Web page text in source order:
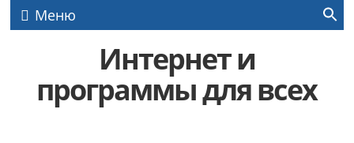
Меню
Интернет и
программы для всех